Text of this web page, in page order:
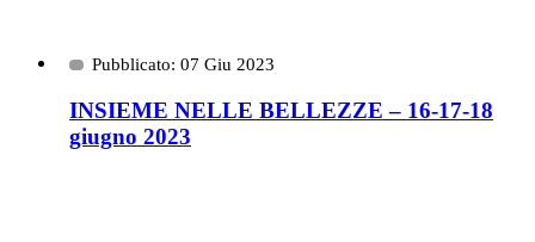
Pubblicato: 07 Giu 2023
INSIEME NELLE BELLEZZE – 16-17-18
giugno 2023